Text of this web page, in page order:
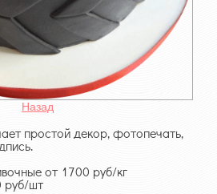
Назад
простой декор, фотопечать,
от 1700 руб/кг
руб/шт